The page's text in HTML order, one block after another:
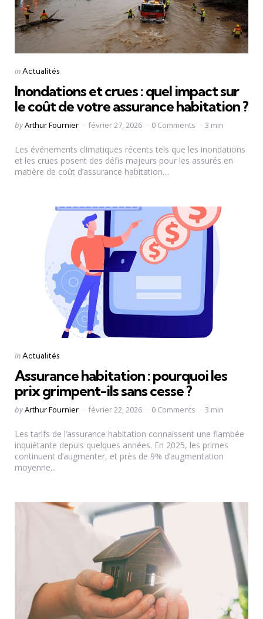
Categories
Posted
inActualités
Inondations et crues : quel impact sur
le coût de votre assurance habitation ?
Posted
byArthur Fournier février 27, 2026 0 Comments 3 min
Les événements climatiques récents tels que les inondations
et les crues posent des défis majeurs pour les assurés en
matière de coût d’assurance habitation....
Categories
Posted
inActualités
Assurance habitation : pourquoi les
prix grimpent-ils sans cesse ?
Posted
byArthur Fournier février 22, 2026 0 Comments 3 min
Les tarifs de l’assurance habitation connaissent une flambée
inquiétante depuis quelques années. En 2025, les primes
continuent d’augmenter, et près de 9% d’augmentation
moyenne...